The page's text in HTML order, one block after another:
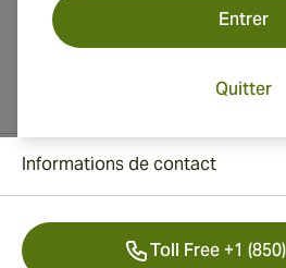
Entrer
Quitter
Informations de contact
Toll Free +1